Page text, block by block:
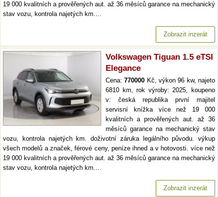
19 000 kvalitních a prověřených aut. až 36 měsíců garance na mechanický
stav vozu, kontrola najetých km.…
Zobrazit inzerát
Volkswagen Tiguan 1.5 eTSI
Elegance
Cena:770000 Kč, výkon 96 kw, najeto
6810 km, rok výroby: 2025, koupeno
v: česká republika první majitel
servisní knížka více než 19 000
kvalitních a prověřených aut. až 36
měsíců garance na mechanický stav
vozu, kontrola najetých km. doživotní záruka legálního původu. výkup
všech modelů a značek, férové ceny, peníze ihned a v hotovosti. více než
19 000 kvalitních a prověřených aut. až 36 měsíců garance na mechanický
stav vozu, kontrola najetých km.…
Zobrazit inzerát